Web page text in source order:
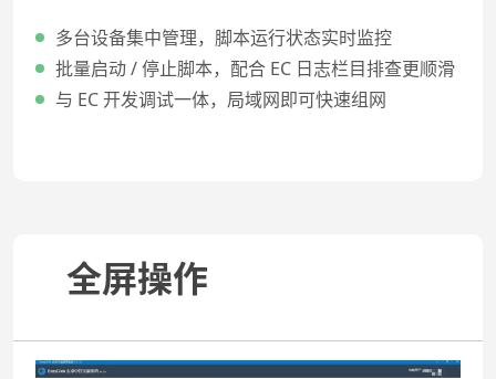
多台设备集中管理，脚本运行状态实时监控
批量启动 / 停止脚本，配合 EC 日志栏目排查更顺滑
与 EC 开发调试一体，局域网即可快速组网
全屏操作